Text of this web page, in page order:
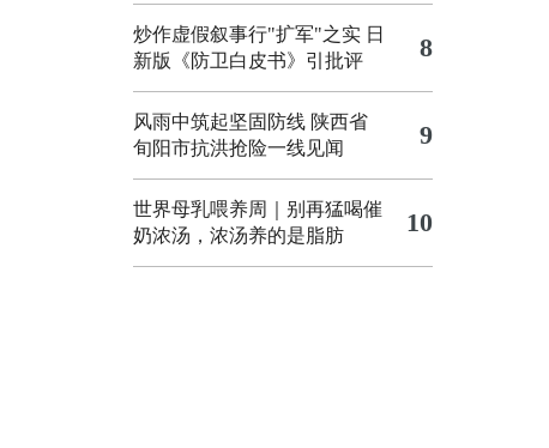
炒作虚假叙事行"扩军"之实 日
新版《防卫白皮书》引批评
8
风雨中筑起坚固防线 陕西省
旬阳市抗洪抢险一线见闻
9
世界母乳喂养周｜别再猛喝催
奶浓汤，浓汤养的是脂肪
10